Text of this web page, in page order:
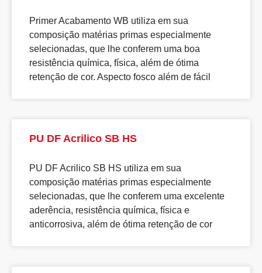
Primer Acabamento WB utiliza em sua
composição matérias primas especialmente
selecionadas, que lhe conferem uma boa
resistência química, física, além de ótima
retenção de cor. Aspecto fosco além de fácil
PU DF Acrilico SB HS
PU DF Acrilico SB HS utiliza em sua
composição matérias primas especialmente
selecionadas, que lhe conferem uma excelente
aderência, resistência química, física e
anticorrosiva, além de ótima retenção de cor